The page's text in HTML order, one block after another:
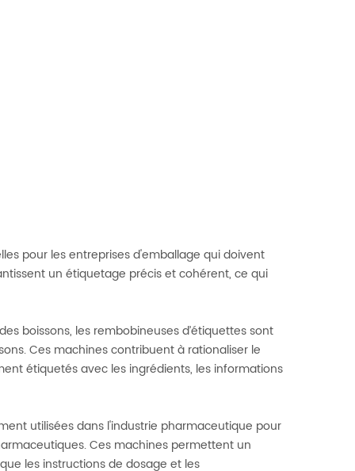
pour les entreprises d'emballage qui doivent
un étiquetage précis et cohérent, ce qui
boissons, les rembobineuses d’étiquettes sont
Ces machines contribuent à rationaliser le
étiquetés avec les ingrédients, les informations
utilisées dans l'industrie pharmaceutique pour
Ces machines permettent un
les instructions de dosage et les